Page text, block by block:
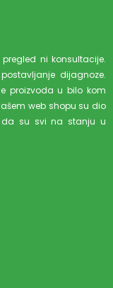
ni konsultacije.
dijagnoze.
proizvoda u bilo kom
web shopu su dio
da su svi na stanju u